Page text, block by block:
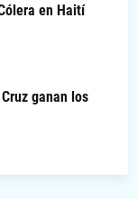
en Haití
ganan los